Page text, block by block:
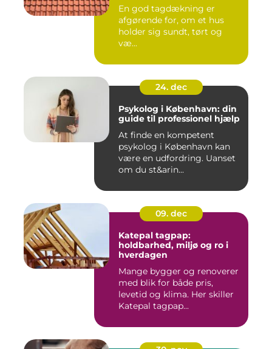
En god tagdækning er
afgørende for, om et hus
holder sig sundt, tørt og
væ...
24. dec
Psykolog i København: din
guide til professionel hjælp
At finde en kompetent
psykolog i København kan
være en udfordring. Uanset
om du st&arin...
09. dec
Katepal tagpap:
holdbarhed, miljø og ro i
hverdagen
Mange bygger og renoverer
med blik for både pris,
levetid og klima. Her skiller
Katepal tagpap...